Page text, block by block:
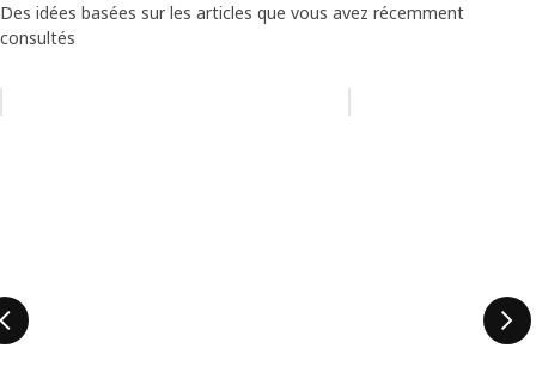
Des idées basées sur les articles que vous avez récemment
consultés